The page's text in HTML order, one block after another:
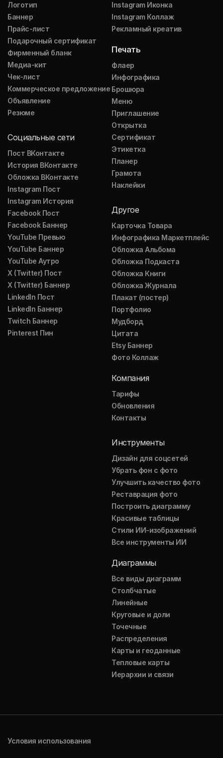
Логотип
Баннер
Прайс-лист
Подарочный сертификат
Фирменный бланк
Медиа-кит
Чек-лист
Коммерческое предложение
Объявление
Резюме
Социальные сети
Пост ВКонтакте
История ВКонтакте
Обложка ВКонтакте
Instagram Пост
Instagram История
Facebook Пост
Facebook Баннер
YouTube Превью
YouTube Баннер
YouTube Аутро
X (Twitter) Пост
X (Twitter) Баннер
LinkedIn Пост
LinkedIn Баннер
Twitch Баннер
Pinterest Пин
Instagram Иконка
Instagram Коллаж
Рекламный креатив
Печать
Флаер
Инфографика
Брошюра
Меню
Приглашение
Открытка
Сертификат
Этикетка
Планер
Грамота
Наклейки
Другое
Карточка Товара
Инфографика Маркетплейс
Обложка Альбома
Обложка Подкаста
Обложка Книги
Обложка Журнала
Плакат (постер)
Портфолио
Мудборд
Цитата
Etsy Баннер
Фото Коллаж
Компания
Тарифы
Обновления
Контакты
Инструменты
Дизайн для соцсетей
Убрать фон с фото
Улучшить качество фото
Реставрация фото
Построить диаграмму
Красивые таблицы
Стили ИИ-изображений
Все инструменты ИИ
Диаграммы
Все виды диаграмм
Столбчатые
Линейные
Круговые и доли
Точечные
Распределения
Карты и геоданные
Тепловые карты
Иерархии и связи
Условия использования